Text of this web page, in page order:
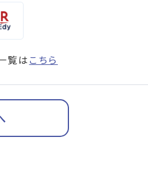
覧は こちら